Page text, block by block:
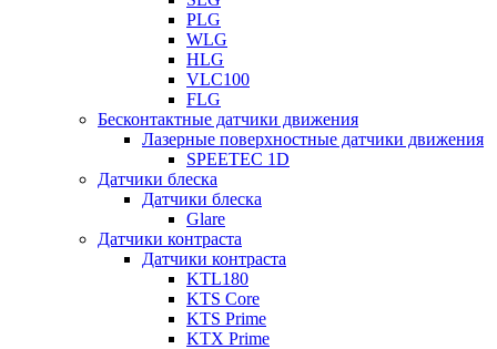
PLG
WLG
HLG
VLC100
FLG
Бесконтактные датчики движения
Лазерные поверхностные датчики движения
SPEETEC 1D
Датчики блеска
Датчики блеска
Glare
Датчики контраста
Датчики контраста
KTL180
KTS Core
KTS Prime
KTX Prime